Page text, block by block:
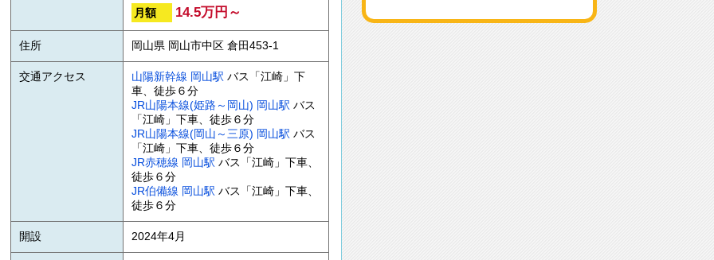
月額 14.5万円～
住所 岡山県 岡山市中区 倉田453-1
交通アクセス 山陽新幹線 岡山駅 バス「江崎」下
車、徒歩６分
JR山陽本線(姫路～岡山) 岡山駅 バス
「江崎」下車、徒歩６分
JR山陽本線(岡山～三原) 岡山駅 バス
「江崎」下車、徒歩６分
JR赤穂線 岡山駅 バス「江崎」下車、
徒歩６分
JR伯備線 岡山駅 バス「江崎」下車、
徒歩６分
開設 2024年4月